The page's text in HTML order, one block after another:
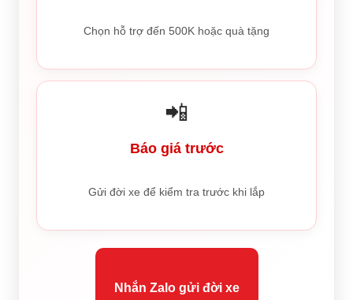
Chọn hỗ trợ đến 500K hoặc quà tặng
📲
Báo giá trước
Gửi đời xe để kiểm tra trước khi lắp
Nhắn Zalo gửi đời xe